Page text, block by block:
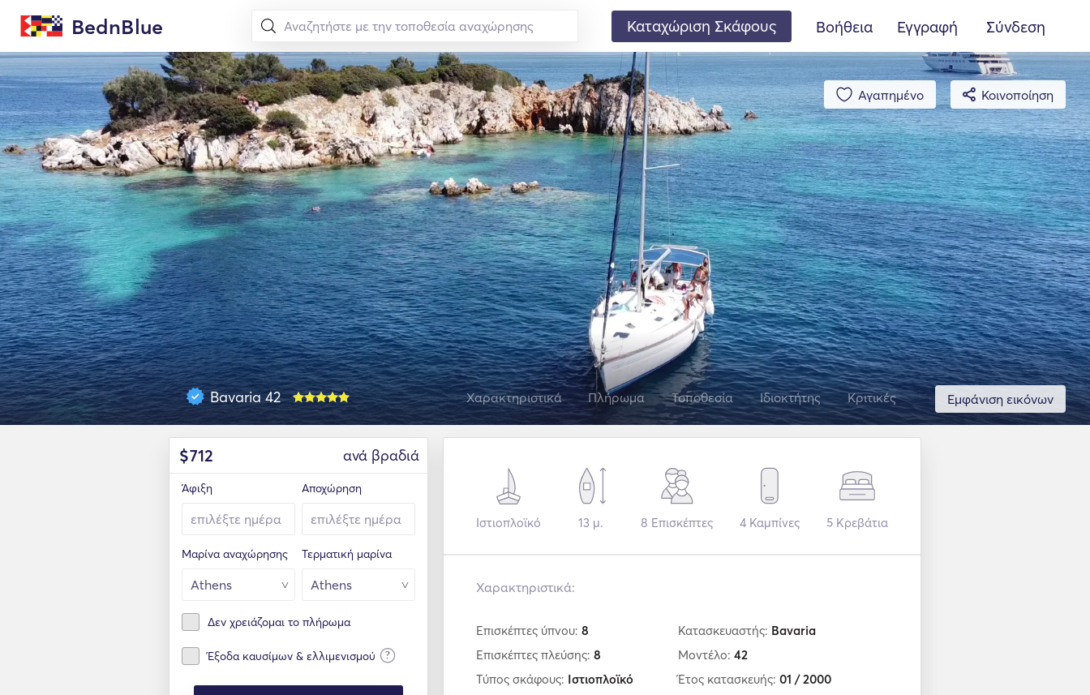
BednBlue Καταχώριση Σκάφους Βοήθεια Εγγραφή Σύνδεση
Αγαπημένο Κοινοποίηση
Εμφάνιση εικόνων
Bavaria 42 Χαρακτηριστικά Πλήρωμα Τοποθεσία Ιδιοκτήτης Κριτικές
$712 ανά βραδιά
Άφιξη Αποχώρηση
Μαρίνα αναχώρησης Τερματική μαρίνα
Δεν χρειάζομαι το πλήρωμα
Έξοδα καυσίμων & ελλιμενισμού ?
Ιστιοπλοϊκό 13 μ. 8 Επισκέπτες 4 Καμπίνες 5Κρεβάτια
Χαρακτηριστικά:
Επισκέπτες ύπνου: 8
Επισκέπτες πλεύσης: 8
Τύπος σκάφους: Ιστιοπλοϊκό
Κατασκευαστής: Bavaria
Μοντέλο: 42
Έτος κατασκευής: 01 / 2000